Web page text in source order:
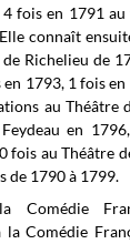
fois en 1791
connaît
Richelieu de
1793, 1 fois
au Théâtre
en
fois au Théâtre
de 1790 à 1799.
Comédie
la Comédie